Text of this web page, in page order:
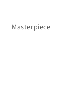
Masterpiece